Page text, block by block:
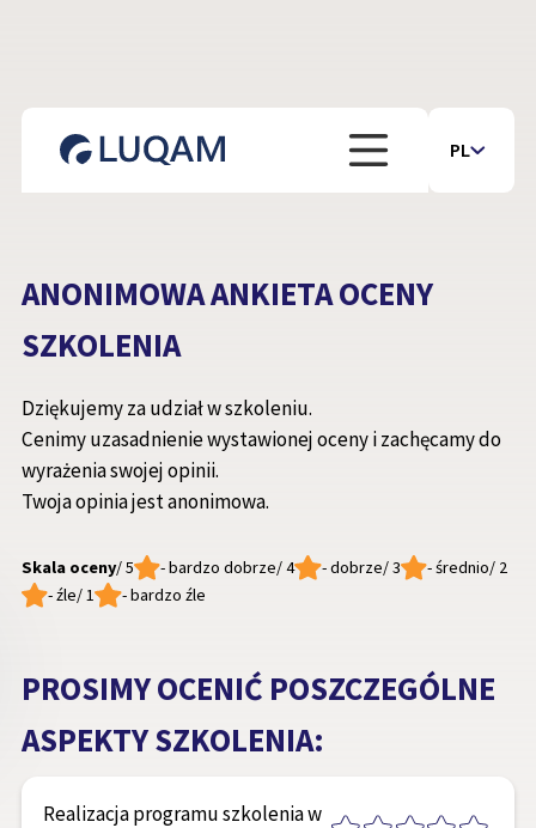
PL
ANONIMOWA ANKIETA OCENY
SZKOLENIA
Dziękujemy za udział w szkoleniu.
Cenimy uzasadnienie wystawionej oceny i zachęcamy do
wyrażenia swojej opinii.
Twoja opinia jest anonimowa.
Skala oceny/ 5 - bardzo dobrze/ 4 - dobrze/ 3 - średnio/ 2
- źle/ 1 - bardzo źle
PROSIMY OCENIĆ POSZCZEGÓLNE
ASPEKTY SZKOLENIA:
Realizacja programu szkolenia w